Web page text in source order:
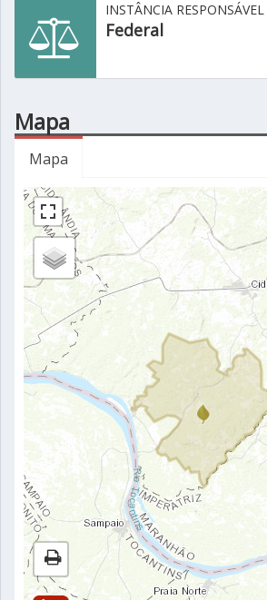
INSTÂNCIA RESPONSÁVEL
Federal
Mapa
Mapa